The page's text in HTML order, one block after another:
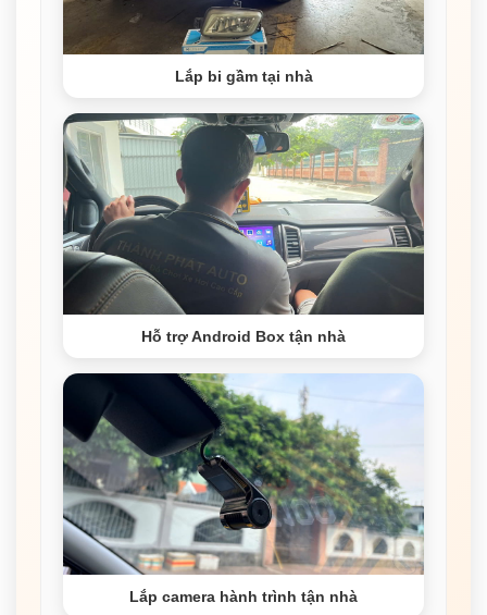
Lắp bi gầm tại nhà
Hỗ trợ Android Box tận nhà
Lắp camera hành trình tận nhà